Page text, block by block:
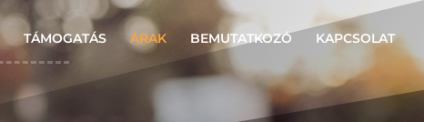
TÁMOGATÁS ÁRAK BEMUTATKOZÓ KAPCSOLAT